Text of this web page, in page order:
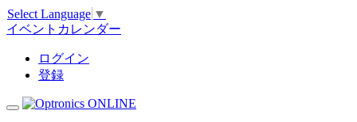
Select Language ▼
イベントカレンダー
ログイン
登録